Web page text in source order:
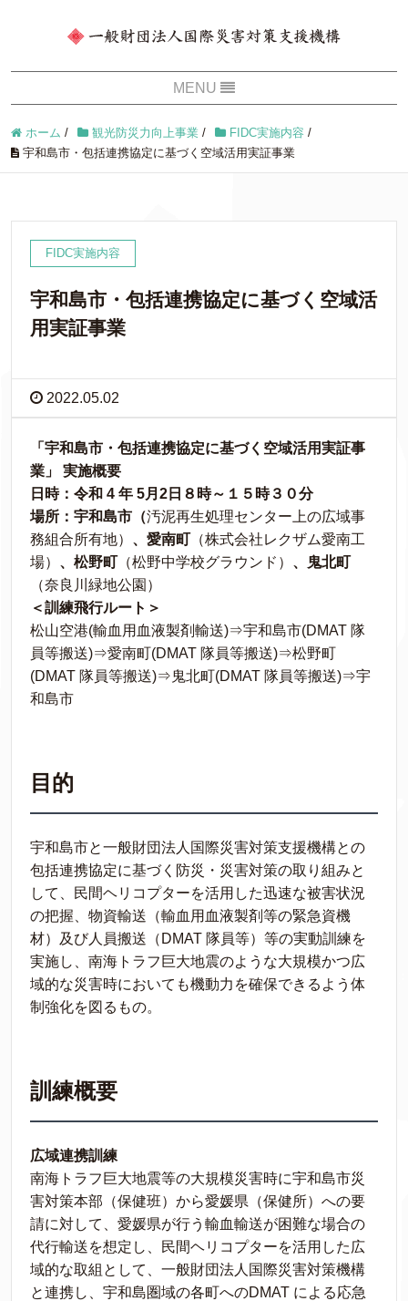
ホーム / 観光防災力向上事業 / FIDC実施内容 /
宇和島市・包括連携協定に基づく空域活用実証事業
FIDC実施内容
宇和島市・包括連携協定に基づく空域活
用実証事業
2022.05.02
「宇和島市・包括連携協定に基づく空域活用実証事
業」 実施概要
日時：令和 4 年 5月2日８時～１５時３０分
場所：宇和島市（汚泥再生処理センター上の広域事
務組合所有地） 、愛南町（株式会社レクザム愛南工
場） 、松野町（松野中学校グラウンド） 、鬼北町
（奈良川緑地公園）
＜訓練飛行ルート＞
松山空港(輸血用血液製剤輸送)⇒宇和島市(DMAT 隊
員等搬送)⇒愛南町(DMAT 隊員等搬送)⇒松野町
(DMAT 隊員等搬送)⇒鬼北町(DMAT 隊員等搬送)⇒宇
和島市
目的
宇和島市と一般財団法人国際災害対策支援機構との
包括連携協定に基づく防災・災害対策の取り組みと
して、民間ヘリコプターを活用した迅速な被害状況
の把握、物資輸送（輸血用血液製剤等の緊急資機
材）及び人員搬送（DMAT 隊員等）等の実動訓練を
実施し、南海トラフ巨大地震のような大規模かつ広
域的な災害時においても機動力を確保できるよう体
制強化を図るもの。
訓練概要
広域連携訓練
南海トラフ巨大地震等の大規模災害時に宇和島市災
害対策本部（保健班）から愛媛県（保健所）への要
請に対して、愛媛県が行う輸血輸送が困難な場合の
代行輸送を想定し、民間ヘリコプターを活用した広
域的な取組として、一般財団法人国際災害対策機構
と連携し、宇和島圏域の各町へのDMAT による応急